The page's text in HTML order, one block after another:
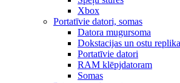
Xbox
Portatīvie datori, somas
Datora mugursoma
Dokstacijas un ostu
Portatīvie datori
RAM klēpjdatoram
Somas